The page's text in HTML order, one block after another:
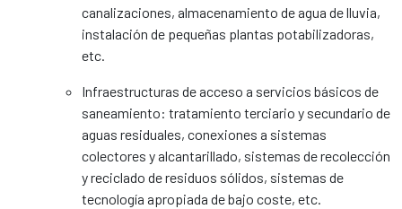
canalizaciones, almacenamiento de agua de lluvia,
instalación de pequeñas plantas potabilizadoras,
etc.
Infraestructuras de acceso a servicios básicos de
saneamiento: tratamiento terciario y secundario de
aguas residuales, conexiones a sistemas
colectores y alcantarillado, sistemas de recolección
y reciclado de residuos sólidos, sistemas de
tecnología apropiada de bajo coste, etc.